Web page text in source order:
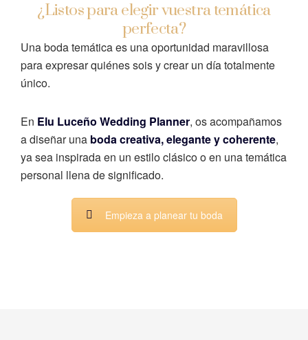
¿Listos para elegir vuestra temática
perfecta?
Una boda temática es una oportunidad maravillosa
para expresar quiénes sois y crear un día totalmente
único.
En Elu Luceño Wedding Planner, os acompañamos
a diseñar una boda creativa, elegante y coherente,
ya sea inspirada en un estilo clásico o en una temática
personal llena de significado.
Empieza a planear tu boda